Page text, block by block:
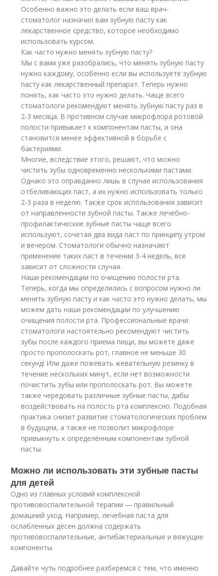
Особенно важно это делать если ваш врач-
стоматолог назначил вам зубную пасту как
лекарственное средство, которое необходимо
использовать курсом.
Как часто нужно менять зубную пасту?
Мы с вами уже разобрались, что менять зубную пасту
нужно каждому, особенно если вы используете зубную
пасту как лекарственный препарат. Теперь нужно
понять, как часто это нужно делать. Чаще всего
стоматологи рекомендуют менять зубную пасту раз в
2-3 месяца. В противном случае микрофлора ротовой
полости привыкает к компонентам пасты, и она
становится менее эффективной в борьбе с
бактериями.
Многие, вследствие этого, решают, что можно
чистить зубы одновременно несколькими пастами.
Однако это оправданно лишь в случае использования
отбеливающих паст, а их нужно использовать только
2-3 раза в неделю. Также срок использования зависит
от направленности зубной пасты. Также лечебно-
профилактические зубные пасты чаще всего
используют, сочетая два вида паст по принципу утром
и вечером. Стоматологи обычно назначают
применение таких паст в течении 3-4 недель, все
зависит от сложности случая.
Наши рекомендации по очищению полости рта.
Теперь, когда мы определились с вопросом нужно ли
менять зубную пасту и как часто это нужно делать, мы
можем дать наши рекомендации по улучшению
очищения полости рта. Профессиональные врачи
стоматологи настоятельно рекомендуют чистить
зубы после каждого приема пищи, вы можете даже
просто прополоскать рот, главное не меньше 30
секунд! Или даже пожевать жевательную резинку в
течение нескольких минут, если нет возможности
почистить зубы или прополоскать рот. Вы можете
также чередовать различные зубные пасты, дабы
воздействовать на полость рта комплексно. Подобная
практика снизит развитие стоматологических проблем
в будущем, а также не позволит микрофлоре
привыкнуть к определённым компонентам зубной
пасты.
Можно ли использовать эти зубные пасты
для детей
Одно из главных условий комплексной
противовоспалительной терапии ― правильный
домашний уход. Например, лечебная паста для
ослабленных дёсен должна содержать
противовоспалительные, антибактериальные и вяжущие
компоненты.
Давайте чуть подробнее разберемся с тем, что именно